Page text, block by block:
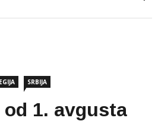
SRBIJA
1. avgusta